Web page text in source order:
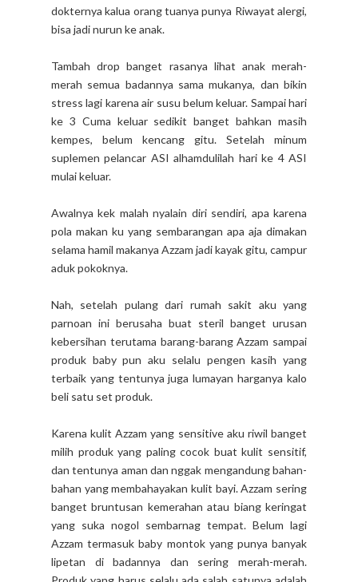
dokternya kalua orang tuanya punya Riwayat alergi,
bisa jadi nurun ke anak.
Tambah drop banget rasanya lihat anak merah-
merah semua badannya sama mukanya, dan bikin
stress lagi karena air susu belum keluar. Sampai hari
ke 3 Cuma keluar sedikit banget bahkan masih
kempes, belum kencang gitu. Setelah minum
suplemen pelancar ASI alhamdulilah hari ke 4 ASI
mulai keluar.
Awalnya kek malah nyalain diri sendiri, apa karena
pola makan ku yang sembarangan apa aja dimakan
selama hamil makanya Azzam jadi kayak gitu, campur
aduk pokoknya.
Nah, setelah pulang dari rumah sakit aku yang
parnoan ini berusaha buat steril banget urusan
kebersihan terutama barang-barang Azzam sampai
produk baby pun aku selalu pengen kasih yang
terbaik yang tentunya juga lumayan harganya kalo
beli satu set produk.
Karena kulit Azzam yang sensitive aku riwil banget
milih produk yang paling cocok buat kulit sensitif,
dan tentunya aman dan nggak mengandung bahan-
bahan yang membahayakan kulit bayi. Azzam sering
banget bruntusan kemerahan atau biang keringat
yang suka nogol sembarnag tempat. Belum lagi
Azzam termasuk baby montok yang punya banyak
lipetan di badannya dan sering merah-merah.